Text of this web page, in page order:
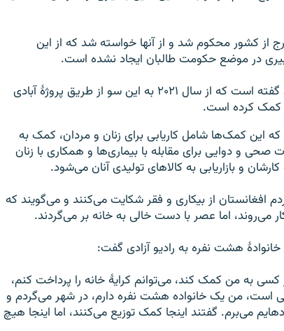
از کشور محکوم شد و از آنها خواسته شد که از این
در موضع حکومت طالبان ایجاد نشده است.
برنامه توسعه سازمان ملل در گزارش خود گفته است که از سال ۲۰۲۱ به این سو از طریق پروژۀ آبادی
این کمک‌ها شامل کاریابی برای زنان و مردان، کمک به
صحی و دوایی برای مقابله با بیماری‌ها و همکاری با زنان
و بازاریابی به کالاهای تولیدی آنان می‌شود.
افغانستان از بیکاری و فقر شکایت می‌کنند و می‌گویند که
می‌روند، اما عصر با دست خالی به خانه بر می‌گردند.
هشت نفره به رادیو آزادی گفت:
به من کمک کند، می‌توانم کرایۀ خانه را پرداخت کنم،
است، من یک خانواده هشت نفره دارم، در شهر می‌گردم و
می‌برم. گفتند اینجا کمک توزیع می‌کنند، اما اینجا هیچ